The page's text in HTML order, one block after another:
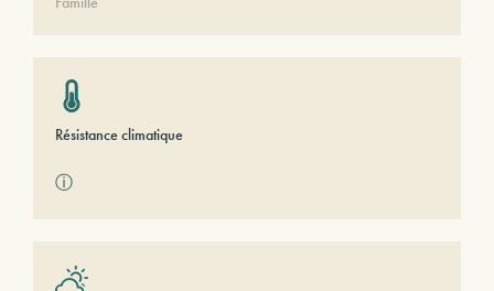
Résistance climatique
ⓘ